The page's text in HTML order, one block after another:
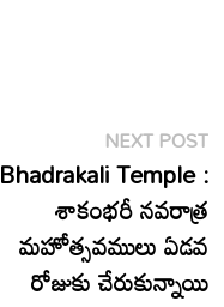
NEXT POST
Bhadrakali Temple :
శాకంభరీ నవరాత్ర
మహోత్సవములు ఏడవ
రోజుకు చేరుకున్నాయి